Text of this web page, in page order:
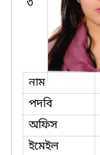
৩
নাম
পদবি
অফিস
ইমেইল